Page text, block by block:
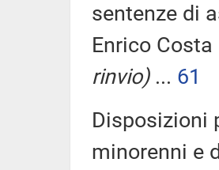
sentenze di
Enrico
rinvio)... 61
Disposizioni
minorenni e